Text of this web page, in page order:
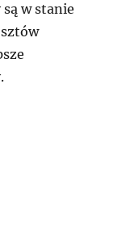
w stanie